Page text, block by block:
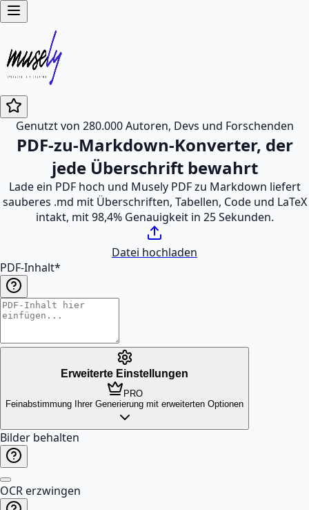
Genutzt von 280.000 Autoren, Devs und Forschenden
PDF-zu-Markdown-Konverter, der
jede Überschrift bewahrt
Lade ein PDF hoch und Musely PDF zu Markdown liefert
sauberes .md mit Überschriften, Tabellen, Code und LaTeX
intakt, mit 98,4% Genauigkeit in 25 Sekunden.
Datei hochladen
PDF-Inhalt*
Erweiterte Einstellungen
PRO
Feinabstimmung Ihrer Generierung mit erweiterten Optionen
Bilder behalten
OCR erzwingen